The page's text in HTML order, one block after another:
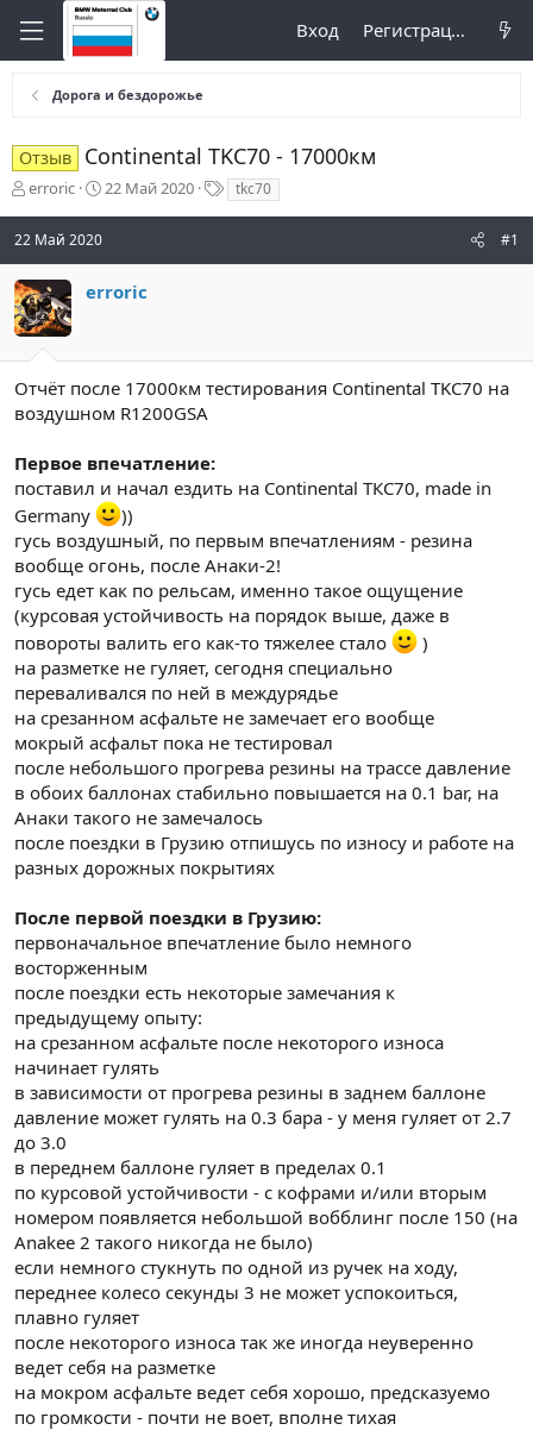
Вход Регистрация
Дорога и бездорожье
Отзыв Continental TKC70 - 17000км
А
т
о
т
е
м
ы
erroric
Д
а
л
22 Май 2020
Т
е
tkc70
22 Май 2020 #1
erroric
Отчёт после 17000км тестирования Continental TKC70 на
воздушном R1200GSA
Первое впечатление:
поставил и начал ездить на Continental ТКС70, made in
Germany
))
гусь воздушный, по первым впечатлениям - резина
вообще огонь, после Анаки-2!
гусь едет как по рельсам, именно такое ощущение
(курсовая устойчивость на порядок выше, даже в
повороты валить его как-то тяжелее стало
)
на разметке не гуляет, сегодня специально
переваливался по ней в междурядье
на срезанном асфальте не замечает его вообще
мокрый асфальт пока не тестировал
после небольшого прогрева резины на трассе давление
в обоих баллонах стабильно повышается на 0.1 bar, на
Анаки такого не замечалось
после поездки в Грузию отпишусь по износу и работе на
разных дорожных покрытиях
После первой поездки в Грузию:
первоначальное впечатление было немного
восторженным
после поездки есть некоторые замечания к
предыдущему опыту:
на срезанном асфальте после некоторого износа
начинает гулять
в зависимости от прогрева резины в заднем баллоне
давление может гулять на 0.3 бара - у меня гуляет от 2.7
до 3.0
в переднем баллоне гуляет в пределах 0.1
по курсовой устойчивости - с кофрами и/или вторым
номером появляется небольшой вобблинг после 150 (на
Anakee 2 такого никогда не было)
если немного стукнуть по одной из ручек на ходу,
переднее колесо секунды 3 не может успокоиться,
плавно гуляет
после некоторого износа так же иногда неуверенно
ведет себя на разметке
на мокром асфальте ведет себя хорошо, предсказуемо
по громкости - почти не воет, вполне тихая